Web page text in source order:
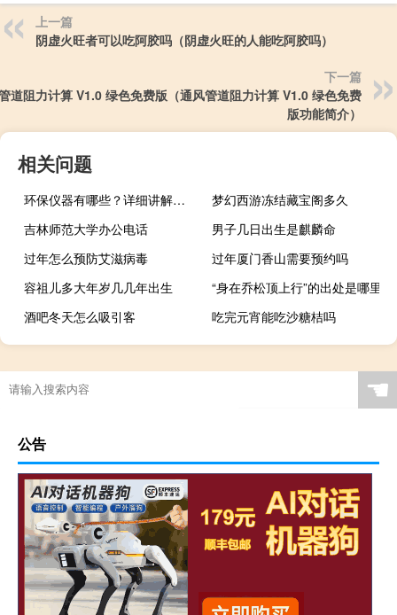
上一篇
阴虚火旺者可以吃阿胶吗（阴虚火旺的人能吃阿胶吗）
下一篇
道阻力计算 V1.0 绿色免费版（通风管道阻力计算 V1.0 绿色免费
版功能简介）
相关问题
环保仪器有哪些？详细讲解各类环保仪器的使用方法
梦幻西游冻结藏宝阁多久
吉林师范大学办公电话
男子几日出生是麒麟命
过年怎么预防艾滋病毒
过年厦门香山需要预约吗
容祖儿多大年岁几几年出生
“身在乔松顶上行”的出处是哪里
酒吧冬天怎么吸引客
吃完元宵能吃沙糖桔吗
“此其所以败也”的出处是哪里
☚
公告